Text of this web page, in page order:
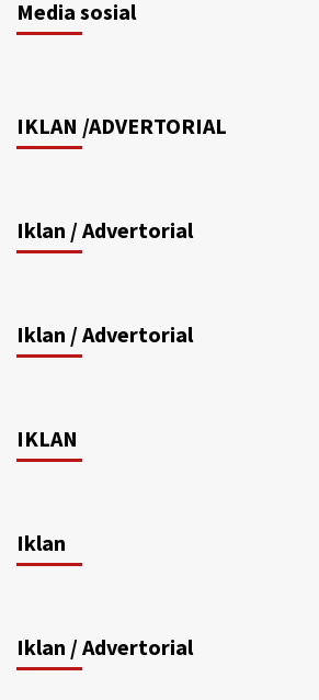
Media sosial
IKLAN /ADVERTORIAL
Iklan / Advertorial
Iklan / Advertorial
IKLAN
Iklan
Iklan / Advertorial